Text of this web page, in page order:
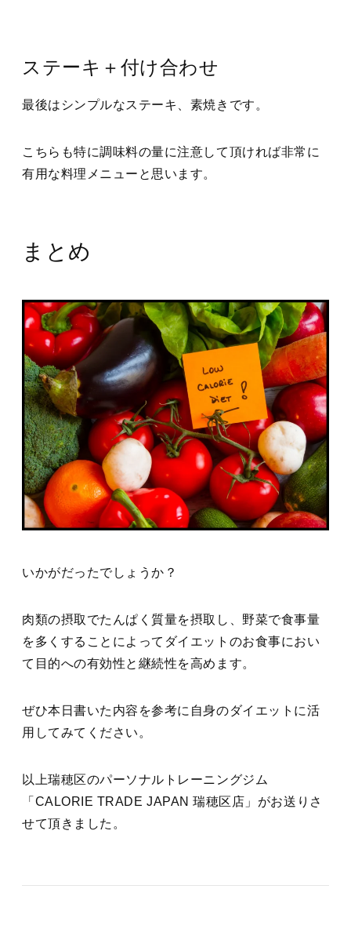
ステーキ＋付け合わせ
最後はシンプルなステーキ、素焼きです。
こちらも特に調味料の量に注意して頂ければ非常に
有用な料理メニューと思います。
まとめ
いかがだったでしょうか？
肉類の摂取でたんぱく質量を摂取し、野菜で食事量
を多くすることによってダイエットのお食事におい
て目的への有効性と継続性を高めます。
ぜひ本日書いた内容を参考に自身のダイエットに活
用してみてください。
以上瑞穂区のパーソナルトレーニングジム
「CALORIE TRADE JAPAN 瑞穂区店」がお送りさ
せて頂きました。